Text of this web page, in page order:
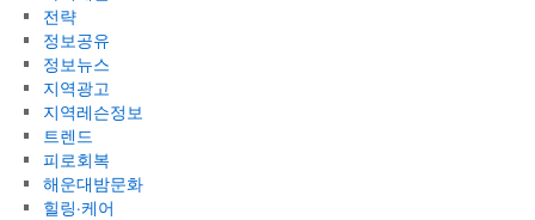
전략
정보공유
정보뉴스
지역광고
지역레슨정보
트렌드
피로회복
해운대밤문화
힐링·케어